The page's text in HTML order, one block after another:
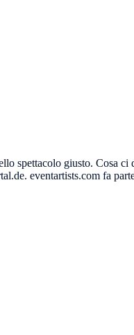
spettacolo giusto. Cosa
eventartists.com fa